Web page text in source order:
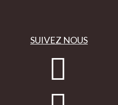
SUIVEZ NOUS